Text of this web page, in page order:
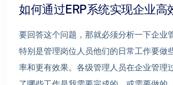
如何通过ERP系统实现企业高
要回答这个问题，那就必须分析一下企业
特别是管理岗位人员他们的日常工作要做
率和更有效果。各级管理人员在企业管理